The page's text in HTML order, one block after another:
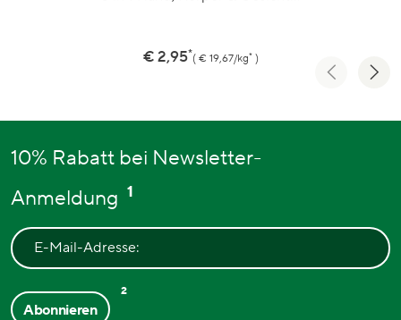
Preis
€ 2,95* € 19,67/kg*
10% Rabatt bei Newsletter-
Anmeldung 1
E-Mail-Adresse:
Abonnieren
2